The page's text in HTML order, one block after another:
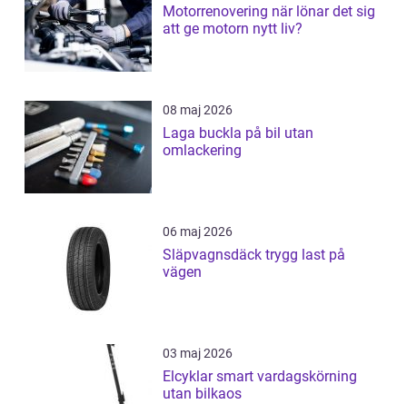
Motorrenovering när lönar det sig
att ge motorn nytt liv?
08 maj 2026
Laga buckla på bil utan
omlackering
06 maj 2026
Släpvagnsdäck trygg last på
vägen
03 maj 2026
Elcyklar smart vardagskörning
utan bilkaos